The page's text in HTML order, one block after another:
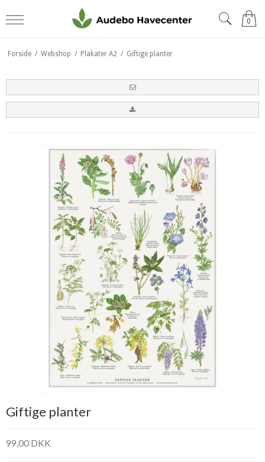
0
Forside / Webshop / Plakater A2 / Giftige planter
Giftige planter
99,00 DKK